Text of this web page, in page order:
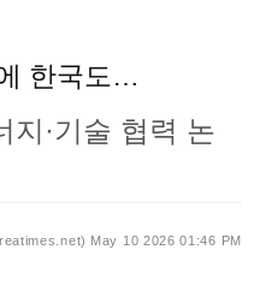
한국도…
지·기술 협력 논
May 10 2026 01:46 PM